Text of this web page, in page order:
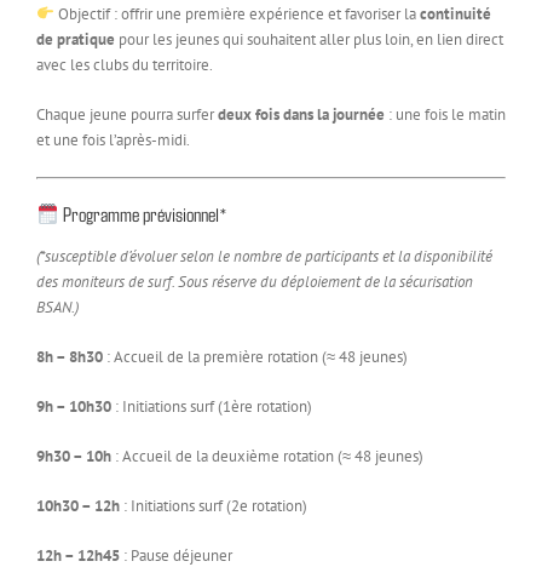
Objectif : offrir une première expérience et favoriser lacontinuité
de pratique pour les jeunes qui souhaitent aller plus loin, en lien direct
avec les clubs du territoire.
Chaque jeune pourra surferdeux fois dans la journée : une fois le matin
et une fois l’après-midi.
Programme prévisionnel*
(*susceptible d’évoluer selon le nombre de participants et la disponibilité
des moniteurs de surf. Sous réserve du déploiement de la sécurisation
BSAN.)
8h – 8h30 : Accueil de la première rotation (≈ 48 jeunes)
9h – 10h30 : Initiations surf (1ère rotation)
9h30 – 10h : Accueil de la deuxième rotation (≈ 48 jeunes)
10h30 – 12h : Initiations surf (2e rotation)
12h – 12h45 : Pause déjeuner